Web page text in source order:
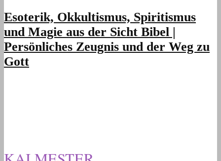
Esoterik, Okkultismus, Spiritismus
und Magie aus der Sicht Bibel |
Persönliches Zeugnis und der Weg zu
Gott